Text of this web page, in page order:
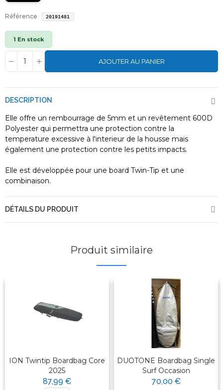
Référence 20191481
1 En stock
AJOUTER AU PANIER
DESCRIPTION
Elle offre un rembourrage de 5mm et un revêtement 600D
Polyester qui permettra une protection contre la
temperature excessive à l'interieur de la housse mais
également une protection contre les petits impacts.
Elle est développée pour une board Twin-Tip et une
combinaison.
DÉTAILS DU PRODUIT
Produit similaire
ION Twintip Boardbag Core
2025
87,99 €
DUOTONE Boardbag Single
Surf Occasion
70,00 €